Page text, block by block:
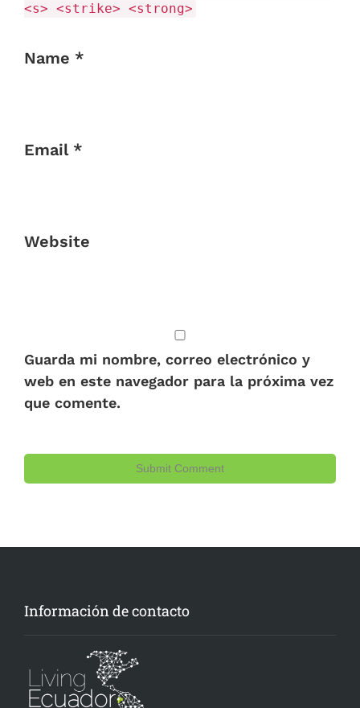
<s> <strike> <strong>
Name *
Email *
Website
Guarda mi nombre, correo electrónico y
web en este navegador para la próxima vez
que comente.
Información de contacto